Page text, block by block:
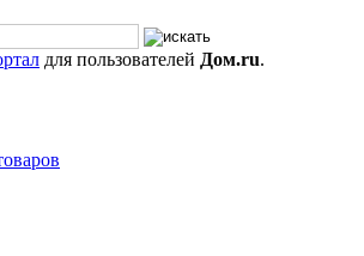
для пользователей Дом.ru.